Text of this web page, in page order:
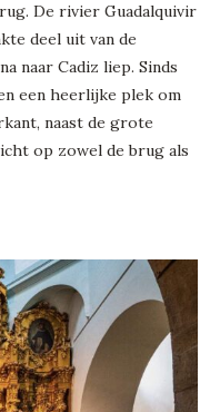
De rivier Guadalquivir
deel uit van de
naar Cadiz liep. Sinds
een heerlijke plek om
naast de grote
op zowel de brug als